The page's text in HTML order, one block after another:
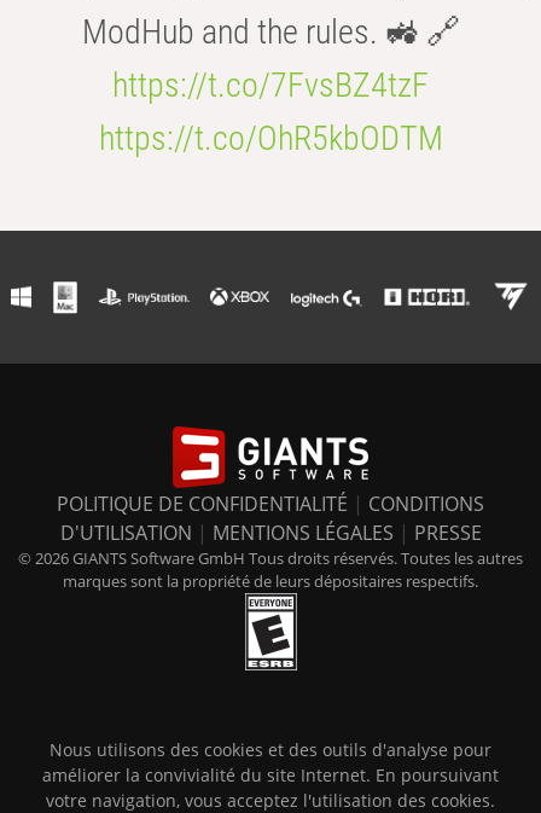
ModHub and the rules. 🚜 🔗
https://t.co/7FvsBZ4tzF
https://t.co/OhR5kbODTM
POLITIQUE DE CONFIDENTIALITÉ | CONDITIONS
D'UTILISATION | MENTIONS LÉGALES | PRESSE
© 2026 GIANTS Software GmbH Tous droits réservés. Toutes les autres
marques sont la propriété de leurs dépositaires respectifs.
Nous utilisons des cookies et des outils d'analyse pour
améliorer la convivialité du site Internet. En poursuivant
votre navigation, vous acceptez l'utilisation des cookies.